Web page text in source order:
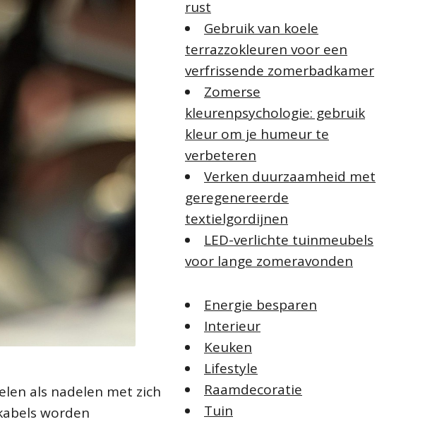
als nadelen met zich
worden
rust
Gebruik van koele
terrazzokleuren voor een
verfrissende zomerbadkamer
Zomerse
kleurenpsychologie: gebruik
kleur om je humeur te
verbeteren
Verken duurzaamheid met
geregenereerde
textielgordijnen
LED-verlichte tuinmeubels
voor lange zomeravonden
Energie besparen
Interieur
Keuken
Lifestyle
Raamdecoratie
Tuin